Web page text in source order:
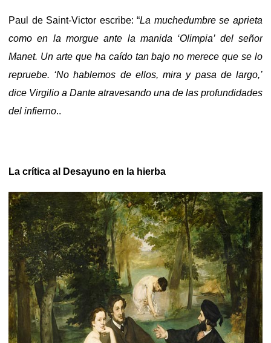
Paul de Saint-Victor escribe: “La muchedumbre se aprieta
como en la morgue ante la manida ‘Olimpia’ del señor
Manet. Un arte que ha caído tan bajo no merece que se lo
repruebe. ‘No hablemos de ellos, mira y pasa de largo,’
dice Virgilio a Dante atravesando una de las profundidades
del infierno..
La crítica al Desayuno en la hierba